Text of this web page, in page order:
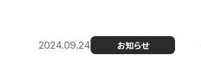
2024.09.24 お知らせ